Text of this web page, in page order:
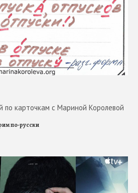
по карточкам с Мариной Королевой
по-русски